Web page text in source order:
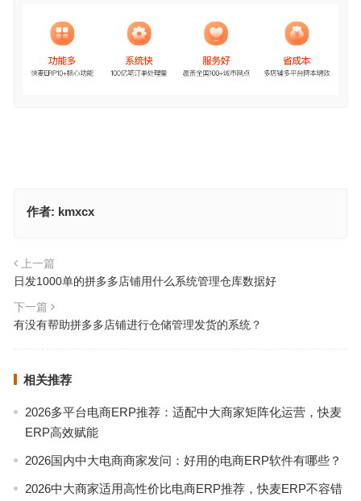
作者: kmxcx
上一篇
日发1000单的拼多多店铺用什么系统管理仓库数据好
下一篇
有没有帮助拼多多店铺进行仓储管理发货的系统？
相关推荐
2026多平台电商ERP推荐：适配中大商家矩阵化运营，快麦
ERP高效赋能
2026国内中大电商商家发问：好用的电商ERP软件有哪些？
2026中大商家适用高性价比电商ERP推荐，快麦ERP不容错